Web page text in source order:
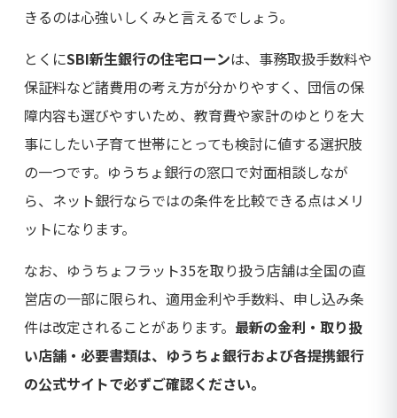
きるのは心強いしくみと言えるでしょう。
とくにSBI新生銀行の住宅ローンは、事務取扱手数料や
保証料など諸費用の考え方が分かりやすく、団信の保
障内容も選びやすいため、教育費や家計のゆとりを大
事にしたい子育て世帯にとっても検討に値する選択肢
の一つです。ゆうちょ銀行の窓口で対面相談しなが
ら、ネット銀行ならではの条件を比較できる点はメリ
ットになります。
なお、ゆうちょフラット35を取り扱う店舗は全国の直
営店の一部に限られ、適用金利や手数料、申し込み条
件は改定されることがあります。 最新の金利・取り扱
い店舗・必要書類は、ゆうちょ銀行および各提携銀行
の公式サイトで必ずご確認ください。